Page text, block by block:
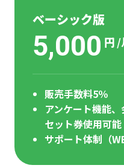
ベーシック版
5,000 円/
販売手数料5％
アンケート機能、
セット券使用可能
サポート体制（